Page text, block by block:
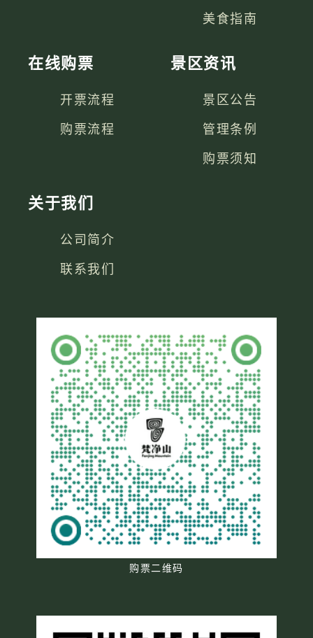
美食指南
在线购票
开票流程
购票流程
景区资讯
景区公告
管理条例
购票须知
关于我们
公司简介
联系我们
购票二维码